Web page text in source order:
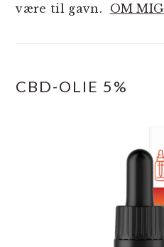
være til gavn. OM MIG
CBD-OLIE 5%